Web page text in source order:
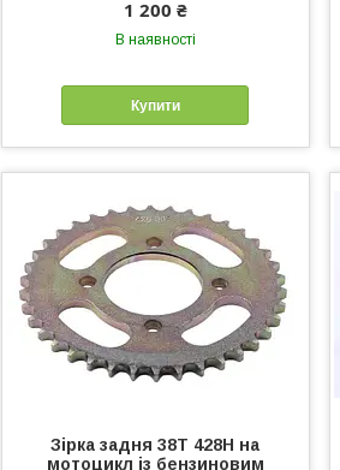
1 200 ₴
В наявності
Купити
Зірка задня 38Т 428Н на
мотоцикл із бензиновим